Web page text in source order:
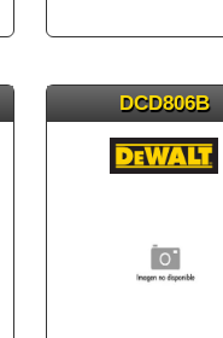
DCD806B